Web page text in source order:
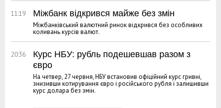
11:19 Міжбанк відкрився майже без змін
Міжбанківський валютний ринок відкрився без особливих
коливань курсів валют.
20:36
Курс НБУ: рубль подешевшав разом з
євро
На четвер, 27 червня, НБУ встановив офіційний курс гривні,
знизивши котирування євро і російського рубля і залишивши
курс долара без змін.